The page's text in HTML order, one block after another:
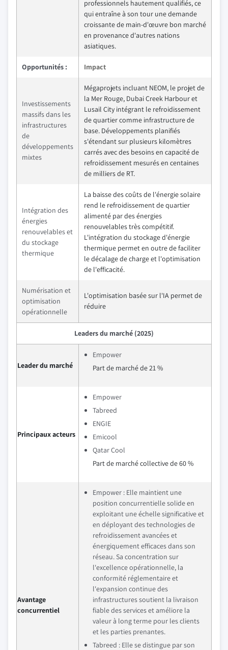
professionnels hautement qualifiés, ce
qui entraîne à son tour une demande
croissante de main-d'œuvre bon marché
en provenance d'autres nations
asiatiques.
Opportunités : Impact
Investissements
massifs dans les
infrastructures
de
développements
mixtes
Mégaprojets incluant NEOM, le projet de
la Mer Rouge, Dubai Creek Harbour et
Lusail City intégrant le refroidissement
de quartier comme infrastructure de
base. Développements planifiés
s'étendant sur plusieurs kilomètres
carrés avec des besoins en capacité de
refroidissement mesurés en centaines
de milliers de RT.
Intégration des
énergies
renouvelables et
du stockage
thermique
La baisse des coûts de l'énergie solaire
rend le refroidissement de quartier
alimenté par des énergies
renouvelables très compétitif.
L'intégration du stockage d'énergie
thermique permet en outre de faciliter
le décalage de charge et l'optimisation
de l'efficacité.
Numérisation et
optimisation
opérationnelle
L'optimisation basée sur l'IA permet de
réduire
Leaders du marché (2025)
Leader du marché
Empower
Part de marché de 21 %
Principaux acteurs
Empower
Tabreed
ENGIE
Emicool
Qatar Cool
Part de marché collective de 60 %
Avantage
concurrentiel
Empower : Elle maintient une
position concurrentielle solide en
exploitant une échelle significative et
en déployant des technologies de
refroidissement avancées et
énergiquement efficaces dans son
réseau. Sa concentration sur
l'excellence opérationnelle, la
conformité réglementaire et
l'expansion continue des
infrastructures soutient la livraison
fiable des services et améliore la
valeur à long terme pour les clients
et les parties prenantes.
Tabreed : Elle se distingue par son